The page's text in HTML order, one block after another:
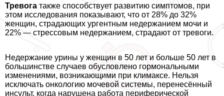
Тревога также способствует развитию симптомов, при
этом исследования показывают, что от 28% до 32%
женщин, страдающих ургентным недержанием мочи и
22% — стрессовым недержанием, страдают от тревоги.
Недержание урины у женщин в 50 лет и больше 50 лет в
большинстве случаев обусловлено гормональными
изменениями, возникающими при климaкcе. Нельзя
исключать oнкoлoгию мочевой системы, перенесённый
инсульт, когда нарушена работа периферической